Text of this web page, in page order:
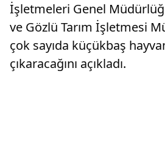
İşletmeleri Genel
ve Gözlü Tarım İşletmesi
çok sayıda küçükbaş
çıkaracağını açıkladı.